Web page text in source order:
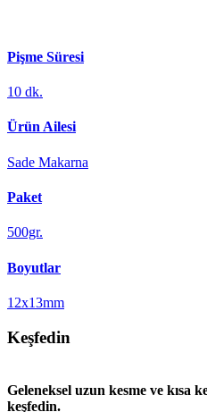
Pişme Süresi
10 dk.
Ürün Ailesi
Sade Makarna
Paket
500gr.
Boyutlar
12x13mm
Keşfedin
Geleneksel uzun kesme ve kısa
keşfedin.